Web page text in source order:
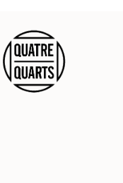
au
contenu